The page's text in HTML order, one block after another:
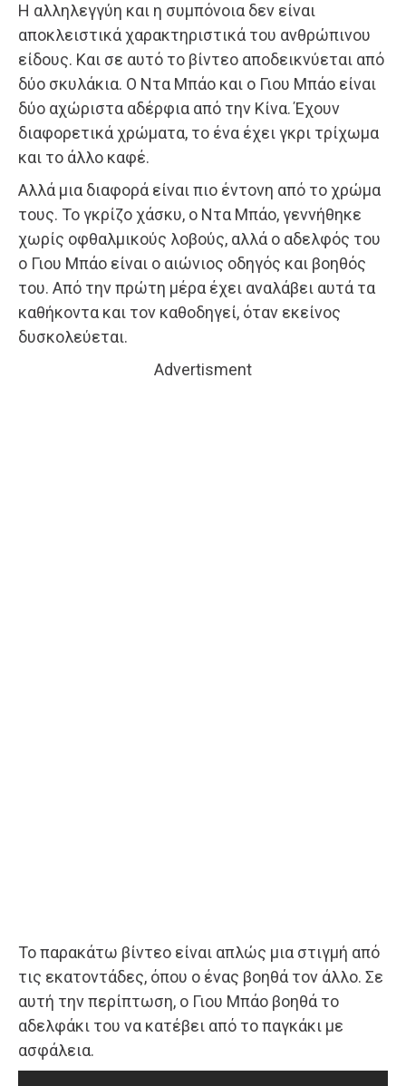
Η αλληλεγγύη και η συμπόνοια δεν είναι
αποκλειστικά χαρακτηριστικά του ανθρώπινου
είδους. Και σε αυτό το βίντεο αποδεικνύεται από
δύο σκυλάκια. Ο Ντα Μπάο και ο Γιου Μπάο είναι
δύο αχώριστα αδέρφια από την Κίνα. Έχουν
διαφορετικά χρώματα, το ένα έχει γκρι τρίχωμα
και το άλλο καφέ.
Αλλά μια διαφορά είναι πιο έντονη από το χρώμα
τους. Το γκρίζο χάσκυ, ο Ντα Μπάο, γεννήθηκε
χωρίς οφθαλμικούς λοβούς, αλλά ο αδελφός του
ο Γιου Μπάο είναι ο αιώνιος οδηγός και βοηθός
του. Από την πρώτη μέρα έχει αναλάβει αυτά τα
καθήκοντα και τον καθοδηγεί, όταν εκείνος
δυσκολεύεται.
Advertisment
Το παρακάτω βίντεο είναι απλώς μια στιγμή από
τις εκατοντάδες, όπου ο ένας βοηθά τον άλλο. Σε
αυτή την περίπτωση, ο Γιου Μπάο βοηθά το
αδελφάκι του να κατέβει από το παγκάκι με
ασφάλεια.